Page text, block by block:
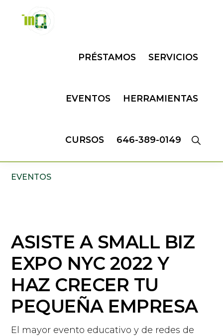
PRÉSTAMOS SERVICIOS
EVENTOS HERRAMIENTAS
CURSOS 646-389-0149
EVENTOS
ASISTE A SMALL BIZ
EXPO NYC 2022 Y
HAZ CRECER TU
PEQUEÑA EMPRESA
El mayor evento educativo y de redes de